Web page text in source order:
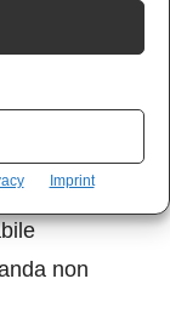
Imprint
spruzzi
alla
non